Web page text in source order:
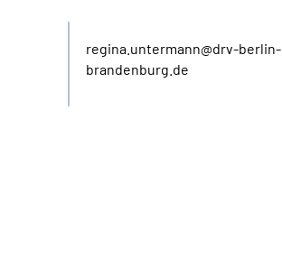
regina.untermann@drv-berlin-
brandenburg.de